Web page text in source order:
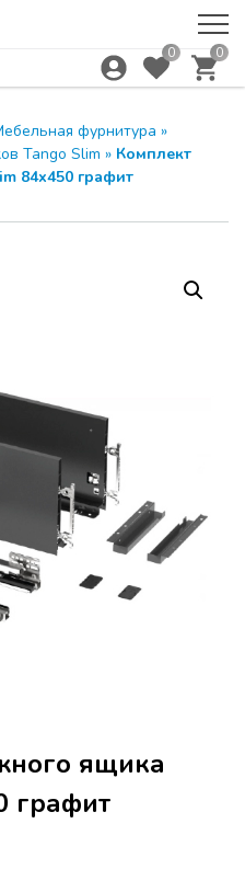
0 0
фурнитура »
Tango Slim » Комплект
84х450 графит
ящика
графит